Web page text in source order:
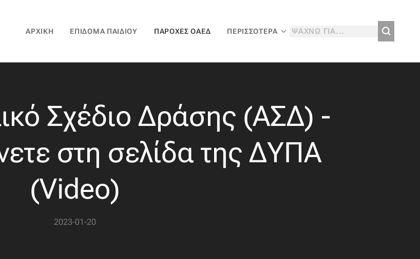
ΑΡΧΙΚΉ ΕΠΊΔΟΜΑ ΠΑΙΔΙΟΎ ΠΑΡΟΧΈΣ ΟΑΕΔ ΠΕΡΙΣΣΌΤΕΡΑ
Σχέδιο Δράσης (ΑΣΔ) -
στη σελίδα της ΔΥΠΑ
(Video)
2023-01-20